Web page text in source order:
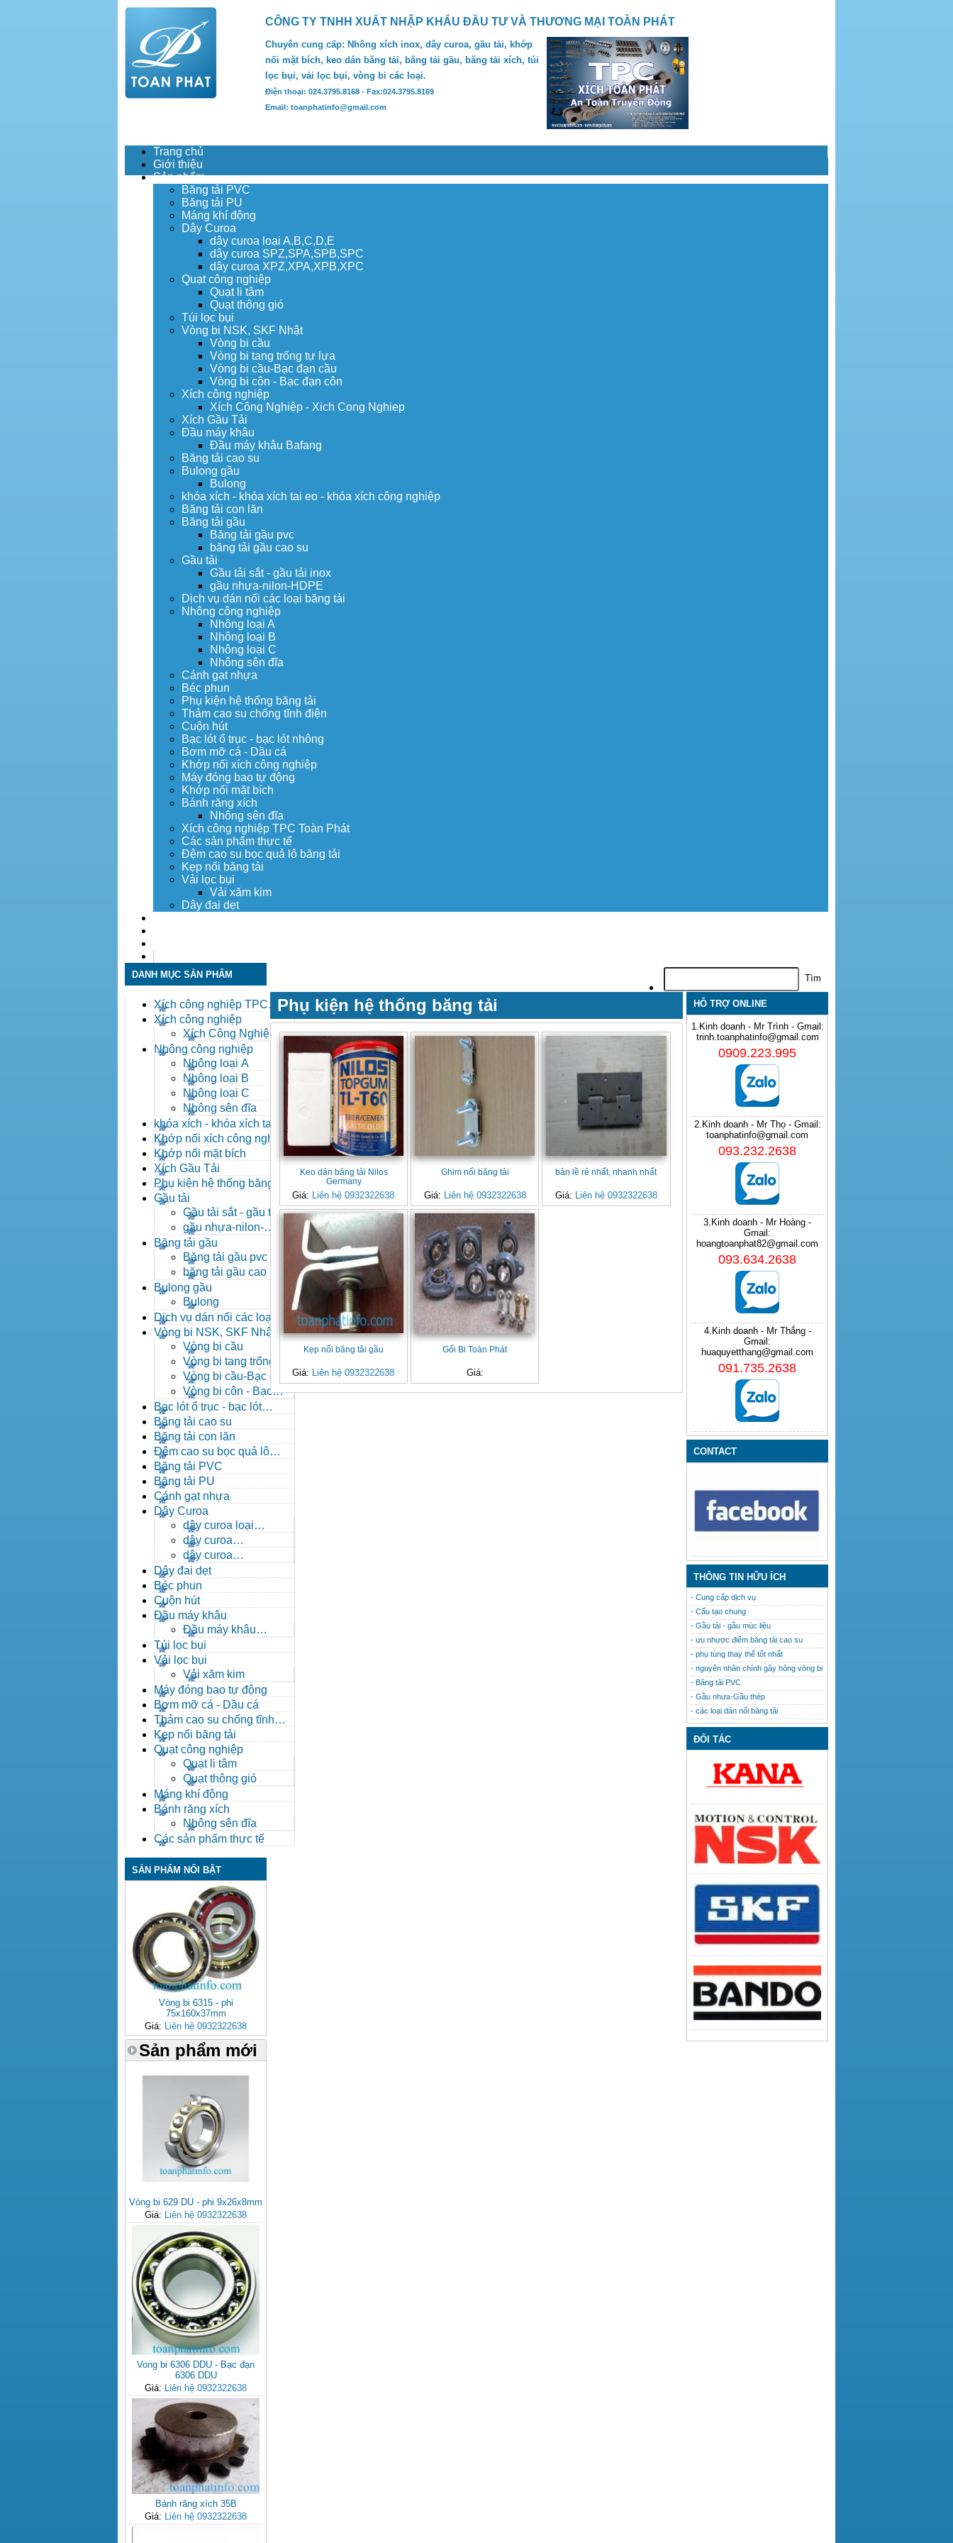
CÔNG TY TNHH XUẤT NHẬP KHẨU ĐẦU TƯ VÀ THƯƠNG MẠI TOÀN PHÁT
Chuyên cung cấp: Nhông xích inox, dây curoa, gầu tải, khớp
nối mặt bích, keo dán băng tải, băng tải gầu, băng tải xích, túi
lọc bụi, vải lọc bụi, vòng bi các loại.
Điện thoại: 024.3795.8168 - Fax:024.3795.8169
Email: toanphatinfo@gmail.com
Trang chủ
Giới thiệu
Sản phẩm
Băng tải PVC
Băng tải PU
Máng khí động
Dây Curoa
dây curoa loại A,B,C,D,E
dây curoa SPZ,SPA,SPB,SPC
dây curoa XPZ,XPA,XPB,XPC
Quạt công nghiệp
Quạt li tâm
Quạt thông gió
Túi lọc bụi
Vòng bi NSK, SKF Nhật
Vòng bi cầu
Vòng bi tang trống tự lựa
Vòng bi cầu-Bạc đạn cầu
Vòng bi côn - Bạc đạn côn
Xích công nghiệp
Xích Công Nghiệp - Xich Cong Nghiep
Xích Gầu Tải
Đầu máy khâu
Đầu máy khâu Bafang
Băng tải cao su
Bulong gầu
Bulong
khóa xích - khóa xích tai eo - khóa xích công nghiệp
Băng tải con lăn
Băng tải gầu
Băng tải gầu pvc
băng tải gầu cao su
Gầu tải
Gầu tải sắt - gầu tải inox
gầu nhựa-nilon-HDPE
Dịch vụ dán nối các loại băng tải
Nhông công nghiệp
Nhông loại A
Nhông loại B
Nhông loại C
Nhông sên đĩa
Cánh gạt nhựa
Béc phun
Phụ kiện hệ thống băng tải
Thảm cao su chống tĩnh điện
Cuộn hút
Bạc lót ổ trục - bạc lót nhông
Bơm mỡ cá - Dầu cá
Khớp nối xích công nghiệp
Máy đóng bao tự động
Khớp nối mặt bích
Bánh răng xích
Nhông sên đĩa
Xích công nghiệp TPC Toàn Phát
Các sản phẩm thực tế
Đệm cao su bọc quả lô băng tải
Kẹp nối băng tải
Vải lọc bụi
Vải xăm kim
Dây đai dẹt
DANH MỤC SẢN PHẨM
Xích công nghiệp TPC
Toàn Phát
Xích công nghiệp
Xích Công Nghiệp -
Xich Cong Nghiep
Nhông công nghiệp
Nhông loại A
Nhông loại B
Nhông loại C
Nhông sên đĩa
khóa xích - khóa xích tai eo
- khóa xích công nghiệp
Khớp nối xích công nghiệp
Khớp nối mặt bích
Xích Gầu Tải
Phụ kiện hệ thống băng tải
Gầu tải
Gầu tải sắt - gầu tải
inox
gầu nhựa-nilon-
HDPE
Băng tải gầu
Băng tải gầu pvc
băng tải gầu cao su
Bulong gầu
Bulong
Dịch vụ dán nối các loại
băng tải
Vòng bi NSK, SKF Nhật
Vòng bi cầu
Vòng bi tang trống tự
lựa
Vòng bi cầu-Bạc đạn
cầu
Vòng bi côn - Bạc
đạn côn
Bạc lót ổ trục - bạc lót
nhông
Băng tải cao su
Băng tải con lăn
Đệm cao su bọc quả lô
băng tải
Băng tải PVC
Băng tải PU
Cánh gạt nhựa
Dây Curoa
dây curoa loại
A,B,C,D,E
dây curoa
SPZ,SPA,SPB,SPC
dây curoa
XPZ,XPA,XPB,XPC
Dây đai dẹt
Béc phun
Cuộn hút
Đầu máy khâu
Đầu máy khâu
Bafang
Túi lọc bụi
Vải lọc bụi
Vải xăm kim
Máy đóng bao tự động
Bơm mỡ cá - Dầu cá
Thảm cao su chống tĩnh
điện
Kẹp nối băng tải
Quạt công nghiệp
Quạt li tâm
Quạt thông gió
Máng khí động
Bánh răng xích
Nhông sên đĩa
Các sản phẩm thực tế
SẢN PHẨM NỔI BẬT
Vòng bi 6315 - phi
75x160x37mm
Giá: Liên hệ 0932322638
Sản phẩm mới
Vòng bi 629 DU - phi 9x26x8mm
Giá: Liên hệ 0932322638
Vong bi 6306 DDU - Bạc đạn
6306 DDU
Giá: Liên hệ 0932322638
Bánh răng xích 35B
Giá: Liên hệ 0932322638
Phụ kiện hệ thống băng tải
Keo dán băng tải Nilos
Germany
Giá: Liên hệ 0932322638
Ghim nối băng tải
Giá: Liên hệ 0932322638
bản lề rẻ nhất, nhanh nhất
Giá: Liên hệ 0932322638
Kẹp nối băng tải gầu
Giá: Liên hệ 0932322638
Gối Bi Toàn Phát
Giá:
HỖ TRỢ ONLINE
1.Kinh doanh - Mr Trình - Gmail:
trinh.toanphatinfo@gmail.com
0909.223.995
2.Kinh doanh - Mr Thọ - Gmail:
toanphatinfo@gmail.com
093.232.2638
3.Kinh doanh - Mr Hoàng -
Gmail:
hoangtoanphat82@gmail.com
093.634.2638
4.Kinh doanh - Mr Thắng -
Gmail:
huaquyetthang@gmail.com
091.735.2638
CONTACT
THÔNG TIN HỮU ÍCH
- Cung cấp dịch vụ
- Cấu tạo chung
- Gầu tải - gầu múc liệu
- ưu nhược điểm băng tải cao su
- phụ tùng thay thế tốt nhất
- nguyên nhân chính gây hỏng vòng bi
- Băng tải PVC
- Gầu nhưa-Gầu thép
- các loại dán nối băng tải
ĐỐI TÁC